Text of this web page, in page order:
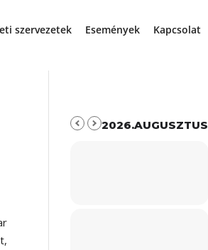
szervezetek Események Kapcsolat
2026.AUGUSZTUS